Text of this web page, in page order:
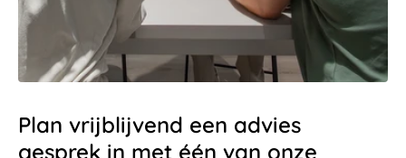
Plan vrijblijvend een advies
gesprek in met één van onze